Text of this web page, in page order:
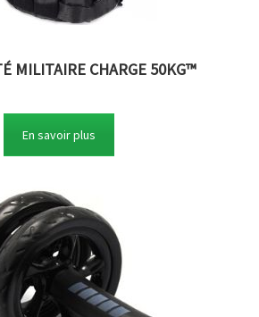
MILITAIRE CHARGE 50KG™
En savoir plus